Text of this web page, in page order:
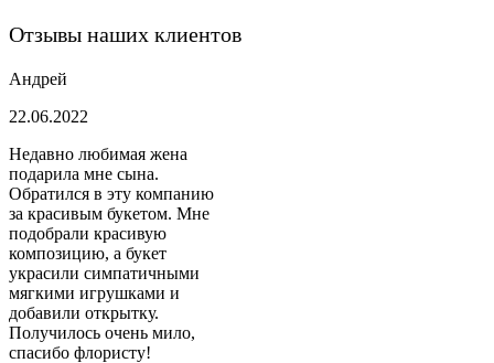
Отзывы наших клиентов
Андрей
22.06.2022
Недавно любимая жена
подарила мне сына.
Обратился в эту компанию
за красивым букетом. Мне
подобрали красивую
композицию, а букет
украсили симпатичными
мягкими игрушками и
добавили открытку.
Получилось очень мило,
спасибо флористу!